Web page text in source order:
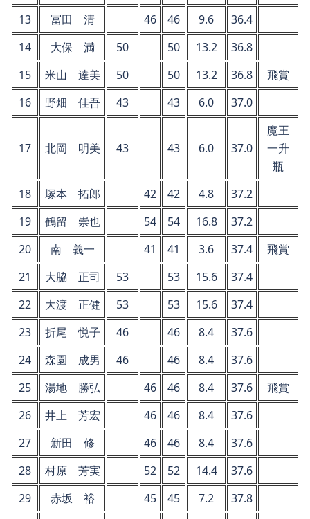
13 冨田 清 46 46 9.6
36.4
14
大保 満 50 50 13.2
36.8
15
米山 達美 50 50 13.2 36.8
飛賞
16
野畑 佳吾 43 43 6.0 37.0
17 北岡 明美 43 43 6.0 37.0
魔王
一升
瓶
18
塚本 拓郎 42 42 4.8
37.2
19
鶴留 崇也 54 54 16.8
37.2
20
南 義一 41 41 3.6 37.4
飛賞
21
大脇 正司 53 53 15.6
37.4
22
大渡 正健 53 53 15.6
37.4
23
折尾 悦子 46 46 8.4
37.6
24
森園 成男 46 46 8.4
37.6
25
湯地 勝弘 46 46 8.4 37.6
飛賞
26
井上 芳宏 46 46 8.4
37.6
27
新田 修 46 46 8.4
37.6
28
村原 芳実 52 52 14.4
37.6
29
赤坂 裕 45 45 7.2 37.8